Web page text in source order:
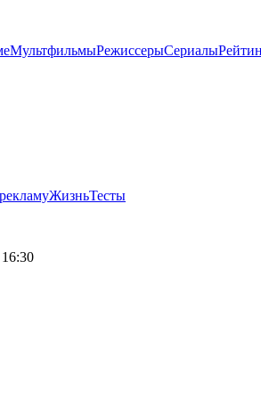
МультфильмыРежиссерыСериалы
ЖизньТесты